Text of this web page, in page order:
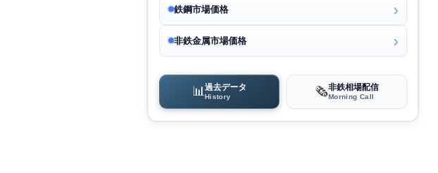
鉄鋼市場価格
非鉄金属市場価格
📊 過去データ
History 🗞️非鉄相場配信
Morning Call